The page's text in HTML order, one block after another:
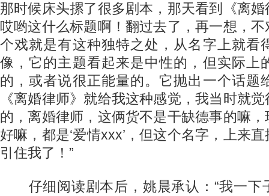
那时候床头摞了很多剧本，那天看到《离
哎哟这什么标题啊！翻过去了，再一想，
个戏就是有这种独特之处，从名字上就看
像，它的主题看起来是中性的，但实际上
的，或者说很正能量的。它抛出一个话题
《离婚律师》就给我这种感觉，我当时就
的，离婚律师，这俩货不是干缺德事的嘛
好嘛，都是‘爱情xxx’，但这个名字，上来
引住我了！”
仔细阅读剧本后，姚晨承认：“我一下